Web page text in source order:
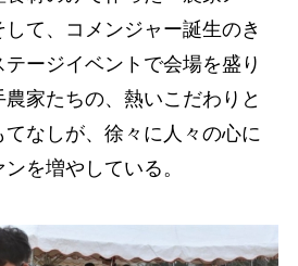
て、コメンジャー誕生のき
ージイベントで会場を盛り
農家たちの、熱いこだわりと
なしが、徐々に人々の心に
を増やしている。